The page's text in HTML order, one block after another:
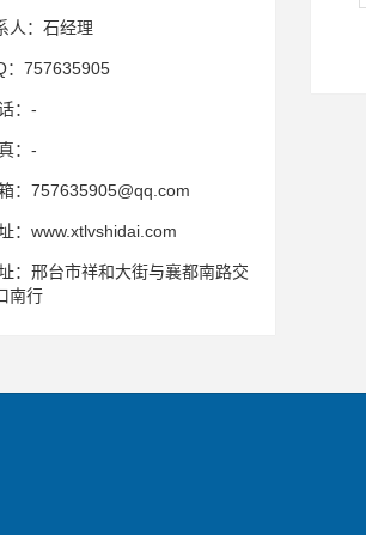
人： 石经理
：
：
：
：
：
邢台市祥和大街与襄都南路交
南行